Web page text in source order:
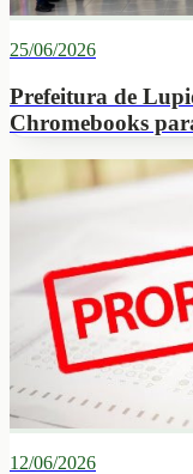
25/06/2026
Prefeitura de
Chromebooks
12/06/2026